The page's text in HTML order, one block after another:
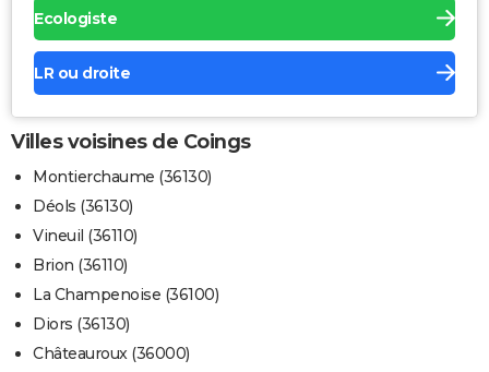
Ecologiste
LR ou droite
Villes voisines de Coings
Montierchaume (36130)
Déols (36130)
Vineuil (36110)
Brion (36110)
La Champenoise (36100)
Diors (36130)
Châteauroux (36000)